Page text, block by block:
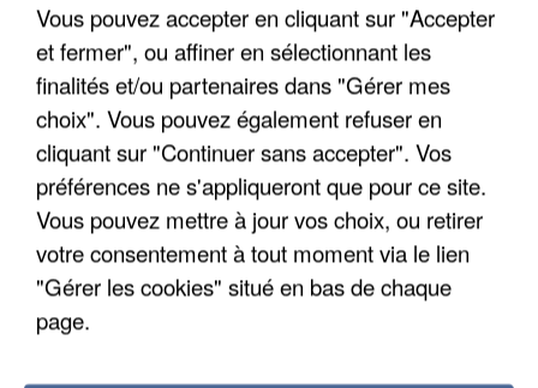
UNE TOURISTE DE L’OISE EMPORTÉE PAR UNE
COULÉE DE BOUE EN HAUTE-SAVOIE
Vous pouvez accepter en cliquant sur "Accepter
et fermer", ou affiner en sélectionnant les
finalités et/ou partenaires dans "Gérer mes
choix". Vous pouvez également refuser en
cliquant sur "Continuer sans accepter". Vos
préférences ne s'appliqueront que pour ce site.
Vous pouvez mettre à jour vos choix, ou retirer
votre consentement à tout moment via le lien
"Gérer les cookies" situé en bas de chaque
page.